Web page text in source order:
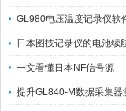
一文看懂日本NF信号源